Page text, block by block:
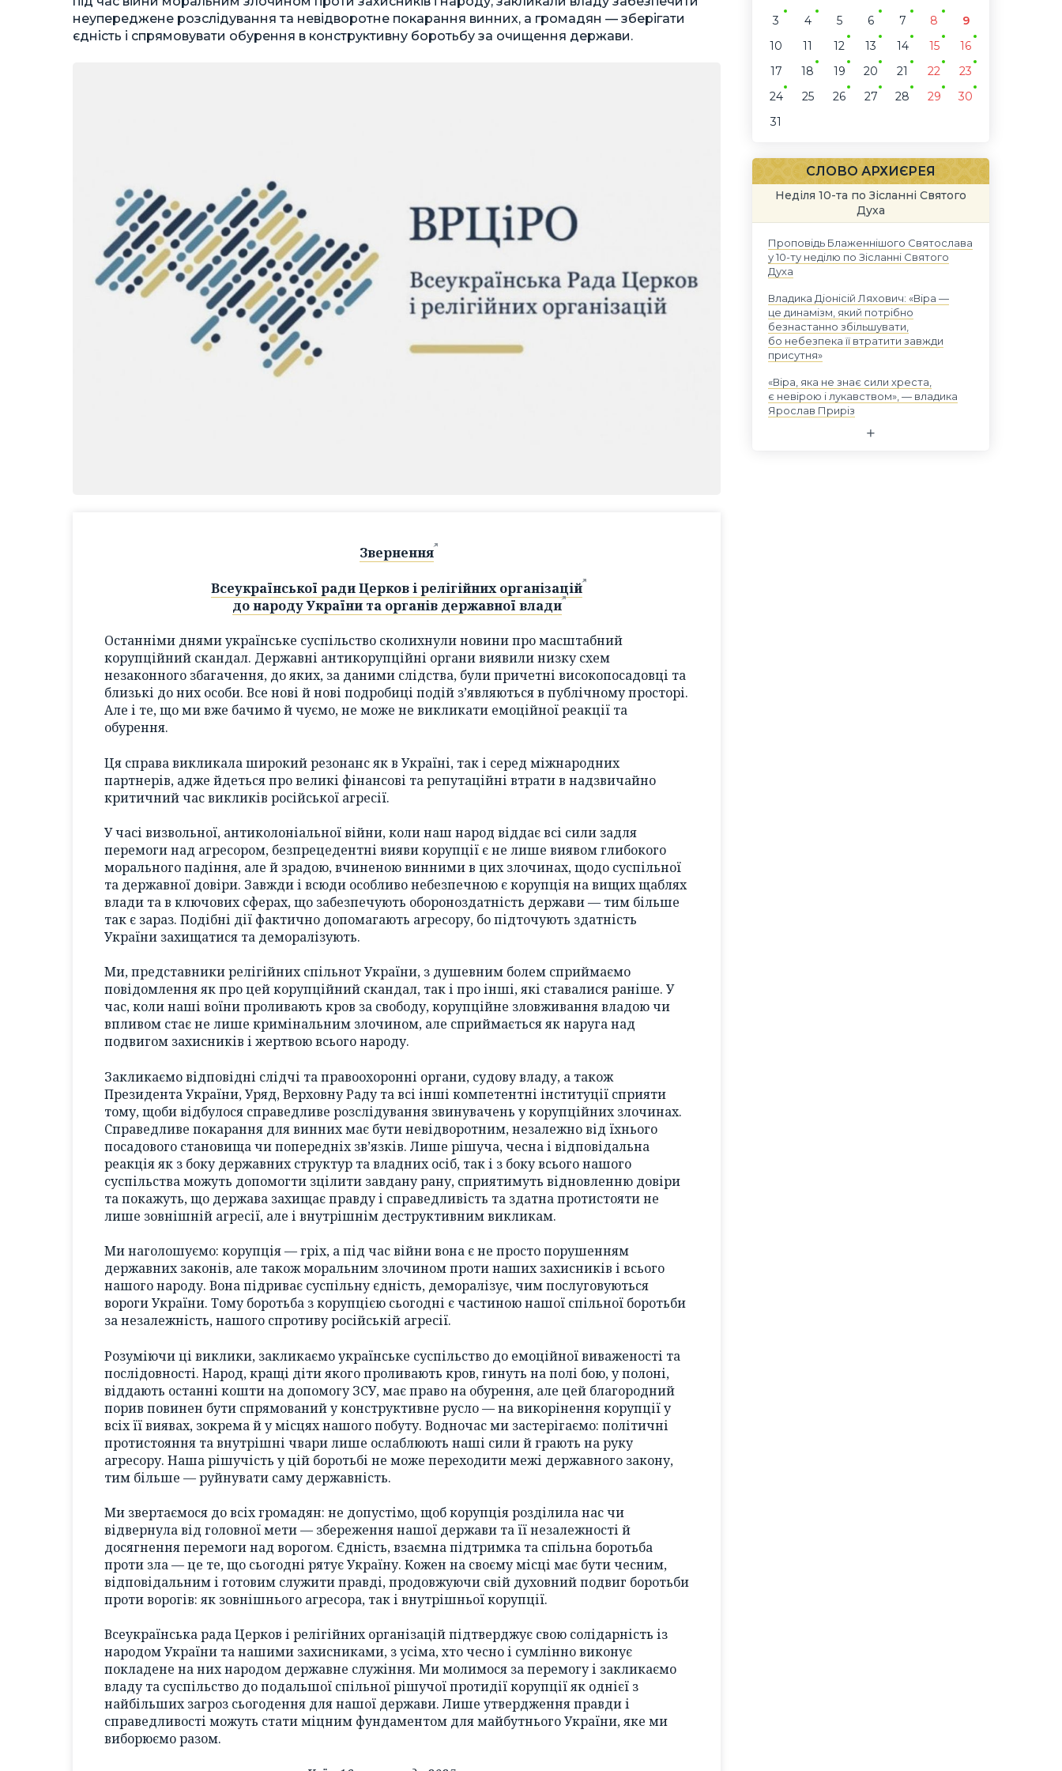
неупереджене розслідування та невідворотне покарання винних, а громадян — зберігати
єдність і спрямовувати обурення в конструктивну боротьбу за очищення держави.
Звернення
Всеукраїнської ради Церков і релігійних організацій
до народу України та органів державної влади
Останніми днями українське суспільство сколихнули новини про масштабний
корупційний скандал. Державні антикорупційні органи виявили низку схем
незаконного збагачення, до яких, за даними слідства, були причетні високопосадовці та
близькі до них особи. Все нові й нові подробиці подій зʼявляються в публічному просторі.
Але і те, що ми вже бачимо й чуємо, не може не викликати емоційної реакції та
обурення.
Ця справа викликала широкий резонанс як в Україні, так і серед міжнародних
партнерів, адже йдеться про великі фінансові та репутаційні втрати в надзвичайно
критичний час викликів російської агресії.
У часі визвольної, антиколоніальної війни, коли наш народ віддає всі сили задля
перемоги над агресором, безпрецедентні вияви корупції є не лише виявом глибокого
морального падіння, але й зрадою, вчиненою винними в цих злочинах, щодо суспільної
та державної довіри. Завжди і всюди особливо небезпечною є корупція на вищих щаблях
влади та в ключових сферах, що забезпечують обороноздатність держави — тим більше
так є зараз. Подібні дії фактично допомагають агресору, бо підточують здатність
України захищатися та деморалізують.
Ми, представники релігійних спільнот України, з душевним болем сприймаємо
повідомлення як про цей корупційний скандал, так і про інші, які ставалися раніше. У
час, коли наші воїни проливають кров за свободу, корупційне зловживання владою чи
впливом стає не лише кримінальним злочином, але сприймається як наруга над
подвигом захисників і жертвою всього народу.
Закликаємо відповідні слідчі та правоохоронні органи, судову владу, а також
Президента України, Уряд, Верховну Раду та всі інші компетентні інституції сприяти
тому, щоби відбулося справедливе розслідування звинувачень у корупційних злочинах.
Справедливе покарання для винних має бути невідворотним, незалежно від їхнього
посадового становища чи попередніх зв’язків. Лише рішуча, чесна і відповідальна
реакція як з боку державних структур та владних осіб, так і з боку всього нашого
суспільства можуть допомогти зцілити завдану рану, сприятимуть відновленню довіри
та покажуть, що держава захищає правду і справедливість та здатна протистояти не
лише зовнішній агресії, але і внутрішнім деструктивним викликам.
Ми наголошуємо: корупція — гріх, а під час війни вона є не просто порушенням
державних законів, але також моральним злочином проти наших захисників і всього
нашого народу. Вона підриває суспільну єдність, деморалізує, чим послуговуються
вороги України. Тому боротьба з корупцією сьогодні є частиною нашої спільної боротьби
за незалежність, нашого спротиву російській агресії.
Розуміючи ці виклики, закликаємо українське суспільство до емоційної виваженості та
послідовності. Народ, кращі діти якого проливають кров, гинуть на полі бою, у полоні,
віддають останні кошти на допомогу ЗСУ, має право на обурення, але цей благородний
порив повинен бути спрямований у конструктивне русло — на викорінення корупції у
всіх її виявах, зокрема й у місцях нашого побуту. Водночас ми застерігаємо: політичні
протистояння та внутрішні чвари лише ослаблюють наші сили й грають на руку
агресору. Наша рішучість у цій боротьбі не може переходити межі державного закону,
тим більше — руйнувати саму державність.
Ми звертаємося до всіх громадян: не допустімо, щоб корупція розділила нас чи
відвернула від головної мети — збереження нашої держави та її незалежності й
досягнення перемоги над ворогом. Єдність, взаємна підтримка та спільна боротьба
проти зла — це те, що сьогодні рятує Україну. Кожен на своєму місці має бути чесним,
відповідальним і готовим служити правді, продовжуючи свій духовний подвиг боротьби
проти ворогів: як зовнішнього агресора, так і внутрішньої корупції.
Всеукраїнська рада Церков і релігійних організацій підтверджує свою солідарність із
народом України та нашими захисниками, з усіма, хто чесно і сумлінно виконує
покладене на них народом державне служіння. Ми молимося за перемогу і закликаємо
владу та суспільство до подальшої спільної рішучої протидії корупції як однієї з
найбільших загроз сьогодення для нашої держави. Лише утвердження правди і
справедливості можуть стати міцним фундаментом для майбутнього України, яке ми
виборюємо разом.
3
4 5 6 7 8
9
10
11 12 13 14 15
16
17
18 19 20 21 22
23
24
25 26 27 28 29
30
31
СЛОВО АРХИЄРЕЯ
Неділя 10-та по Зісланні Святого
Духа
Проповідь Блаженнішого Святослава
у 10-ту неділю по Зісланні Святого
Духа
Владика Діонісій Ляхович: «Віра —
це динамізм, який потрібно
безнастанно збільшувати,
бо небезпека її втратити завжди
присутня»
«Віра, яка не знає сили хреста,
є невірою і лукавством», — владика
Ярослав Приріз